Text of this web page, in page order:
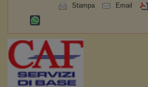
Stampa Email